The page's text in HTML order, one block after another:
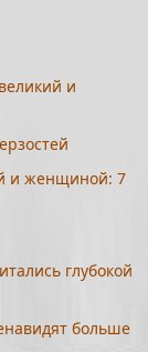
и
и женщиной: 7
глубокой
больше